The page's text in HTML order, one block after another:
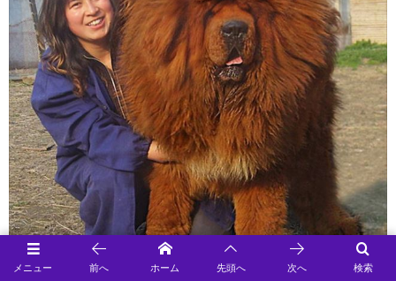
メニュー 検索
前へ ホーム 先頭へ 次へ